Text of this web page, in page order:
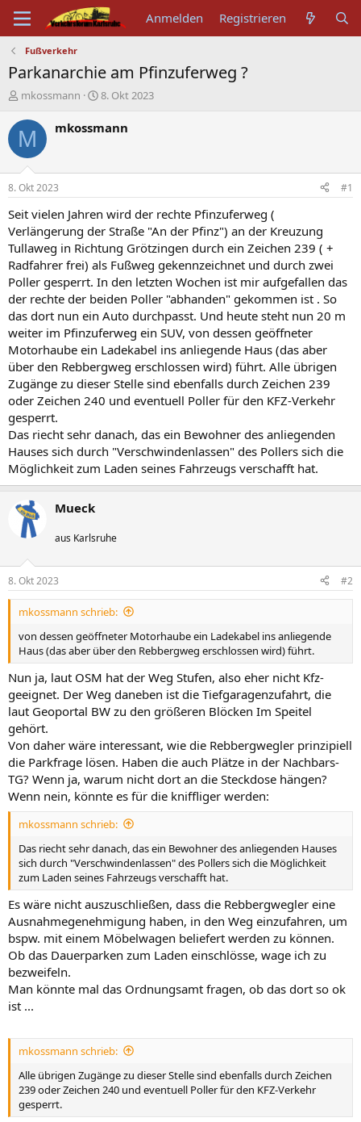
Anmelden Registrieren
Fußverkehr
Parkanarchie am Pfinzuferweg ?
E
s
t
l
e
r
mkossmann
E
s
t
a
8. Okt 2023
M mkossmann
8. Okt 2023 #1
Seit vielen Jahren wird der rechte Pfinzuferweg (
Verlängerung der Straße "An der Pfinz") an der Kreuzung
Tullaweg in Richtung Grötzingen durch ein Zeichen 239 ( +
Radfahrer frei) als Fußweg gekennzeichnet und durch zwei
Poller gesperrt. In den letzten Wochen ist mir aufgefallen das
der rechte der beiden Poller "abhanden" gekommen ist . So
das dort nun ein Auto durchpasst. Und heute steht nun 20 m
weiter im Pfinzuferweg ein SUV, von dessen geöffneter
Motorhaube ein Ladekabel ins anliegende Haus (das aber
über den Rebbergweg erschlossen wird) führt. Alle übrigen
Zugänge zu dieser Stelle sind ebenfalls durch Zeichen 239
oder Zeichen 240 und eventuell Poller für den KFZ-Verkehr
gesperrt.
Das riecht sehr danach, das ein Bewohner des anliegenden
Hauses sich durch "Verschwindenlassen" des Pollers sich die
Möglichkeit zum Laden seines Fahrzeugs verschafft hat.
Mueck
aus Karlsruhe
8. Okt 2023 #2
mkossmann schrieb:
von dessen geöffneter Motorhaube ein Ladekabel ins anliegende
Haus (das aber über den Rebbergweg erschlossen wird) führt.
Nun ja, laut OSM hat der Weg Stufen, also eher nicht Kfz-
geeignet. Der Weg daneben ist die Tiefgaragenzufahrt, die
laut Geoportal BW zu den größeren Blöcken Im Speitel
gehört.
Von daher wäre interessant, wie die Rebbergwegler prinzipiell
die Parkfrage lösen. Haben die auch Plätze in der Nachbars-
TG? Wenn ja, warum nicht dort an die Steckdose hängen?
Wenn nein, könnte es für die kniffliger werden:
mkossmann schrieb:
Das riecht sehr danach, das ein Bewohner des anliegenden Hauses
sich durch "Verschwindenlassen" des Pollers sich die Möglichkeit
zum Laden seines Fahrzeugs verschafft hat.
Es wäre nicht auszuschließen, dass die Rebbergwegler eine
Ausnahmegenehmigung haben, in den Weg einzufahren, um
bspw. mit einem Möbelwagen beliefert werden zu können.
Ob das Dauerparken zum Laden einschlösse, wage ich zu
bezweifeln.
Man könnte mal das Ordnungsamt fragen, ob das dort so ok
ist ...
mkossmann schrieb:
Alle übrigen Zugänge zu dieser Stelle sind ebenfalls durch Zeichen
239 oder Zeichen 240 und eventuell Poller für den KFZ-Verkehr
gesperrt.